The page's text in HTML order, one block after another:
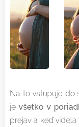
Na to vstupuje do
jevšetko v
prejav a keď